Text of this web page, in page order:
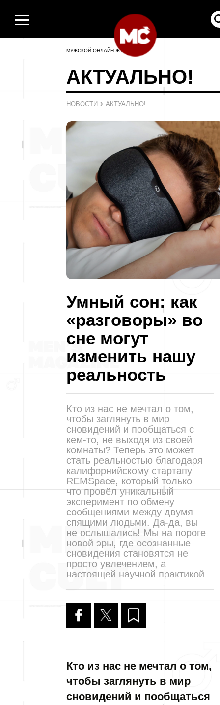
МУЖСКОЙ ОНЛАЙН-ЖУРНАЛ
АКТУАЛЬНО!
НОВОСТИ › АКТУАЛЬНО!
Умный сон: как
«разговоры» во
сне могут
изменить нашу
реальность
Кто из нас не мечтал о том,
чтобы заглянуть в мир
сновидений и пообщаться с
кем-то, не выходя из своей
комнаты? Теперь это может
стать реальностью благодаря
калифорнийскому стартапу
REMSpace, который только
что провёл уникальный
эксперимент по обмену
сообщениями между двумя
спящими людьми. Да-да, вы
не ослышались! Мы на пороге
новой эры, где осознанные
сновидения становятся не
просто увлечением, а
настоящей научной практикой.
Кто из нас не мечтал о том,
чтобы заглянуть в мир
сновидений и пообщаться